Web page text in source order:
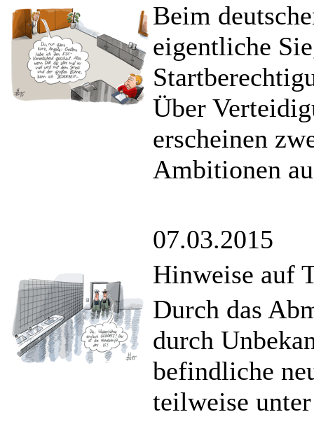
Beim
eigentliche
Über
erscheinen
Ambitionen
07.03.2015
Hinweise auf
Durch das
durch
befindliche
teilweise unter